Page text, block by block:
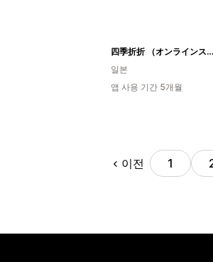
四季折折 （オンラインストア）
일본
앱 사용 기간 5개월
이전 1